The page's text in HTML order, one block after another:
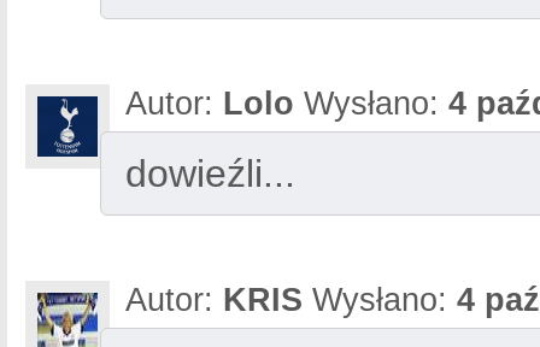
Autor: Lolo Wysłano: 4
dowieźli...
Autor: KRIS Wysłano: 4